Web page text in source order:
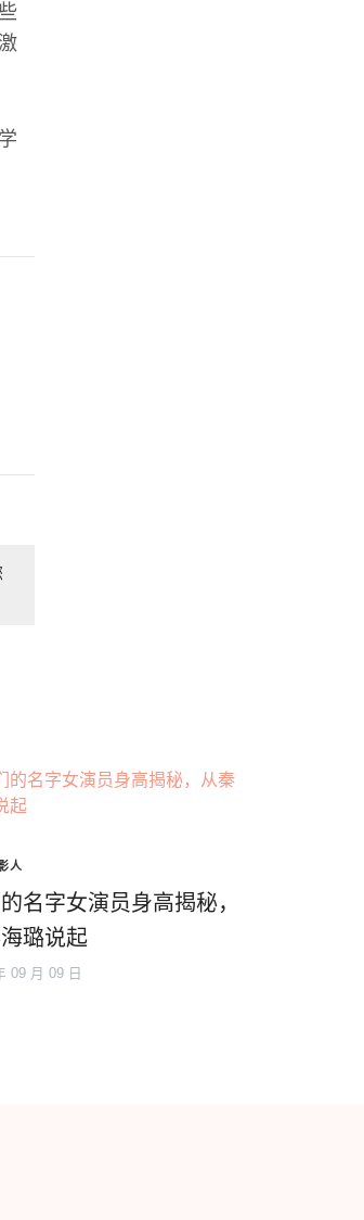
人
名字女演员身高揭秘，
璐说起
09 月 09 日